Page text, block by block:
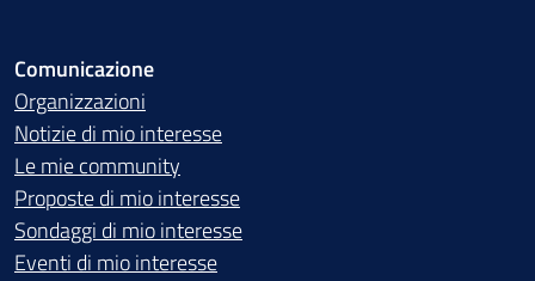
Comunicazione
Organizzazioni
Notizie di mio interesse
Le mie community
Proposte di mio interesse
Sondaggi di mio interesse
Eventi di mio interesse